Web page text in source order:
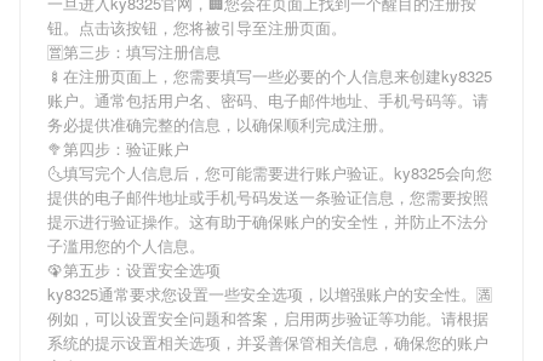
钮。点击该按钮，您将被引导至注册页面。
🈺第三步：填写注册信息
🍢在注册页面上，您需要填写一些必要的个人信息来创建ky8325
账户。通常包括用户名、密码、电子邮件地址、手机号码等。请
务必提供准确完整的信息，以确保顺利完成注册。
🥦第四步：验证账户
🌜填写完个人信息后，您可能需要进行账户验证。 ky8325会向您
提供的电子邮件地址或手机号码发送一条验证信息，您需要按照
提示进行验证操作。这有助于确保账户的安全性，并防止不法分
子滥用您的个人信息。
🦚第五步：设置安全选项
ky8325通常要求您设置一些安全选项，以增强账户的安全性。🈵
例如，可以设置安全问题和答案，启用两步验证等功能。请根据
系统的提示设置相关选项，并妥善保管相关信息，确保您的账户